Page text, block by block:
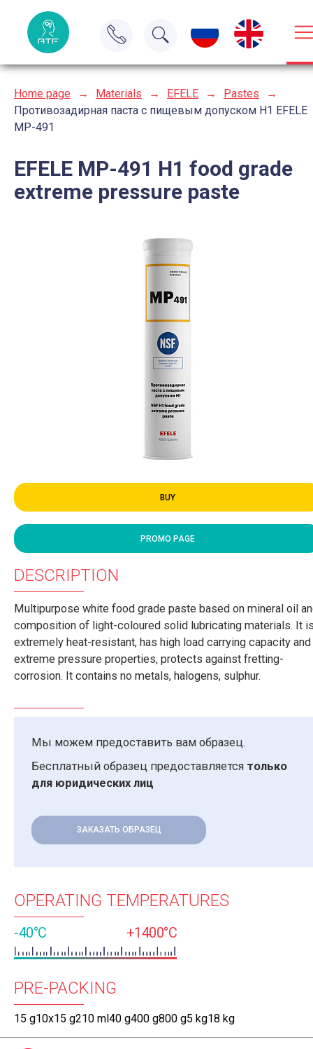
Home page → Materials → EFELE → Pastes
→
Противозадирная паста с пищевым допуском H1 EFELE
MP-491
EFELE MP-491 H1 food grade
extreme pressure paste
BUY
PROMO PAGE
DESCRIPTION
Multipurpose white food grade paste based on mineral oil
composition of light-coloured solid lubricating materials. It
extremely heat-resistant, has high load carrying capacity and
extreme pressure properties, protects against fretting-
corrosion. It contains no metals, halogens, sulphur.
Мы можем предоставить вам образец.
Бесплатный образец предоставляется только
для юридических лиц
ЗАКАЗАТЬ ОБРАЗЕЦ
OPERATING TEMPERATURES
-40°C +1400°C
PRE-PACKING
15 g10х15 g210 ml40 g400 g800 g5 kg18 kg